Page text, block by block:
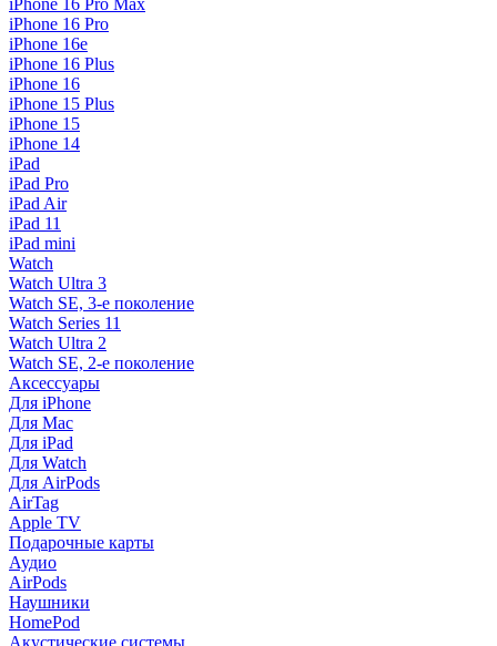
iPhone 16 Pro Max
iPhone 16 Pro
iPhone 16e
iPhone 16 Plus
iPhone 16
iPhone 15 Plus
iPhone 15
iPhone 14
iPad
iPad Pro
iPad Air
iPad 11
iPad mini
Watch
Watch Ultra 3
Watch SE, 3-е поколение
Watch Series 11
Watch Ultra 2
Watch SE, 2-е поколение
Аксессуары
Для iPhone
Для Mac
Для iPad
Для Watch
Для AirPods
AirTag
Apple TV
Подарочные карты
Аудио
AirPods
Наушники
HomePod
Акустические системы